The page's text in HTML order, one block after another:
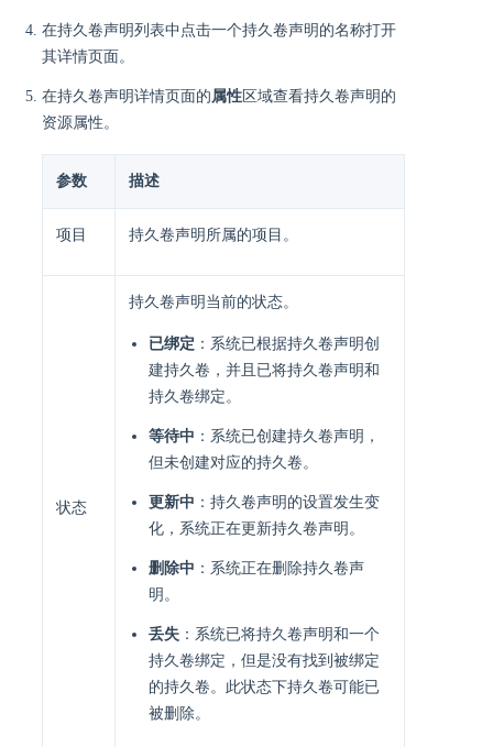
在持久卷声明列表中点击一个持久卷声明的名称打开
其详情页面。
在持久卷声明详情页面的属性 区域查看持久卷声明的
资源属性。
参数 描述
项目 持久卷声明所属的项目。
状态
持久卷声明当前的状态。
已绑定 ：系统已根据持久卷声明创
建持久卷，并且已将持久卷声明和
持久卷绑定。
等待中 ：系统已创建持久卷声明，
但未创建对应的持久卷。
更新中 ：持久卷声明的设置发生变
化，系统正在更新持久卷声明。
删除中 ：系统正在删除持久卷声
明。
丢失 ：系统已将持久卷声明和一个
持久卷绑定，但是没有找到被绑定
的持久卷。此状态下持久卷可能已
被删除。